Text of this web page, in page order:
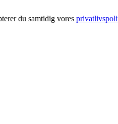
du samtidig vores